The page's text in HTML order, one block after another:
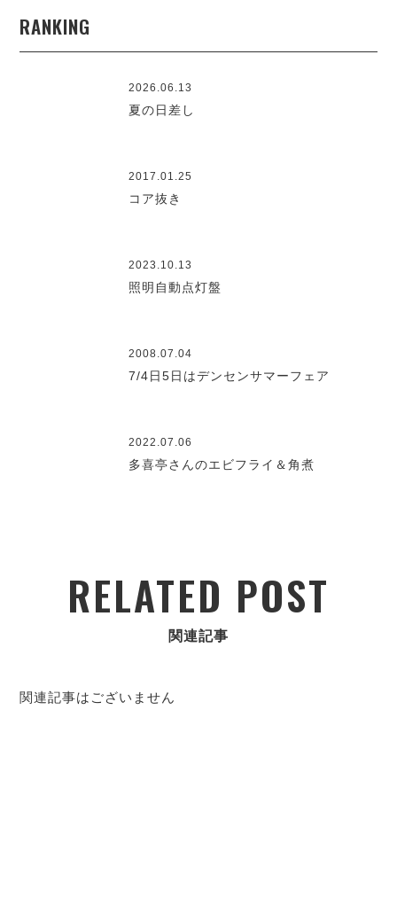
RANKING
2026.06.13
夏の日差し
2017.01.25
コア抜き
2023.10.13
照明自動点灯盤
2008.07.04
7/4日5日はデンセンサマーフェア
2022.07.06
多喜亭さんのエビフライ＆角煮
RELATED POST
関連記事
関連記事はございません